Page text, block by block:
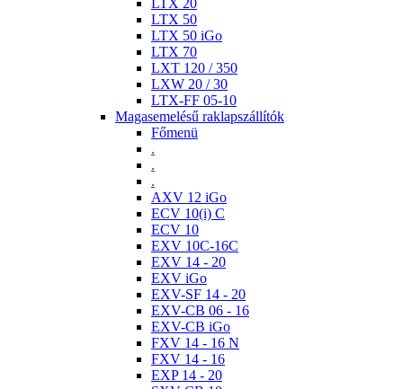
LTX 20
LTX 50
LTX 50 iGo
LTX 70
LXT 120 / 350
LXW 20 / 30
LTX-FF 05-10
Magasemelésű raklapszállítók
Főmenü
.
.
.
AXV 12 iGo
ECV 10(i) C
ECV 10
EXV 10C-16C
EXV 14 - 20
EXV iGo
EXV-SF 14 - 20
EXV-CB 06 - 16
EXV-CB iGo
FXV 14 - 16 N
FXV 14 - 16
EXP 14 - 20